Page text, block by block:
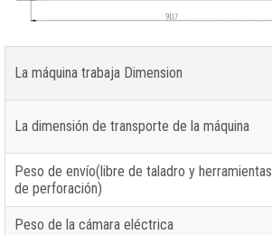
La máquina trabaja Dimension
La dimensión de transporte de la máquina
Peso de envío(libre de taladro y herramientas
de perforación)
Peso de la cámara eléctrica